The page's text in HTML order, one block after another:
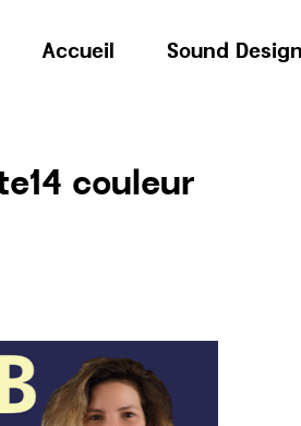
Accueil Sound Design
couleur